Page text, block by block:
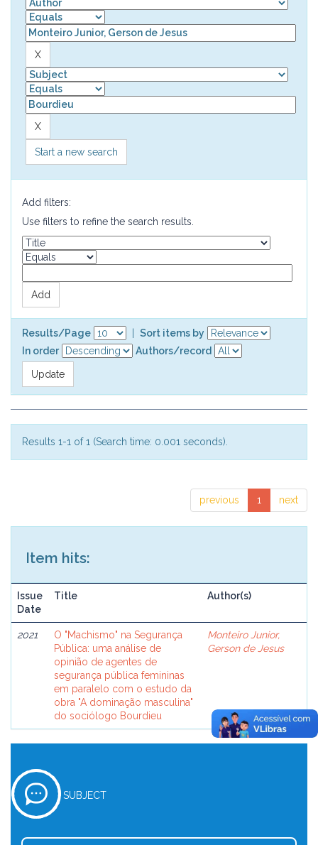
Start a new search
Add filters:
Use filters to refine the search results.
Results/Page
Sort items by
In order
Authors/record
Results 1-1 of 1 (Search time: 0.001 seconds).
previous 1 next
Item hits:
Issue
Date
Title Author(s)
2021
O "Machismo" na Segurança
Pública: uma análise de
opinião de agentes de
segurança pública femininas
em paralelo com o estudo da
obra "A dominação masculina"
do sociólogo Bourdieu
Monteiro Junior,
Gerson de Jesus
SUBJECT